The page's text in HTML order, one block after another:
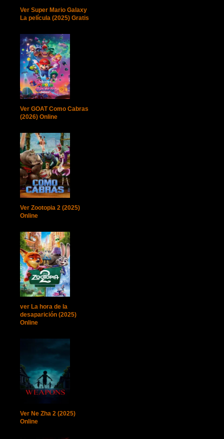
Ver Super Mario Galaxy
La película (2025) Gratis
Ver GOAT Como Cabras
(2026) Online
Ver Zootopia 2 (2025)
Online
ver La hora de la
desaparición (2025)
Online
Ver Ne Zha 2 (2025)
Online